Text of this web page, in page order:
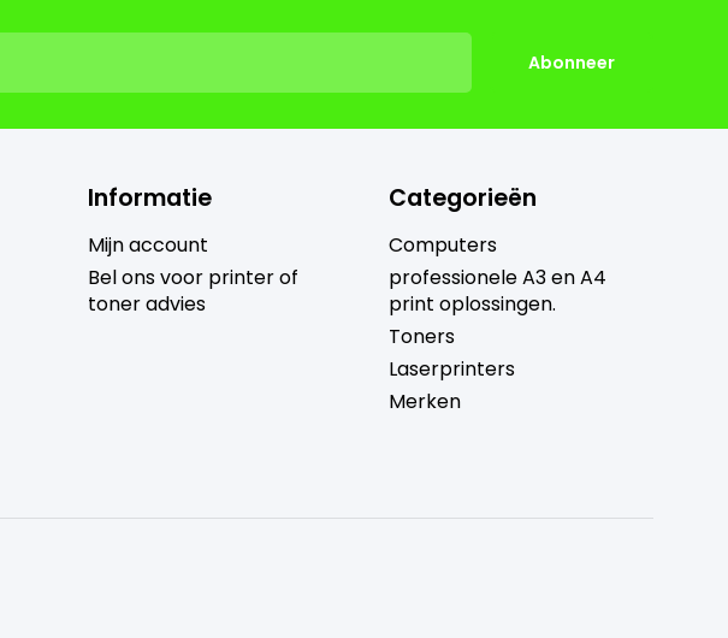
Abonneer
Informatie
Mijn account
Bel ons voor printer of
toner advies
Categorieën
Computers
professionele A3 en A4
print oplossingen.
Toners
Laserprinters
Merken